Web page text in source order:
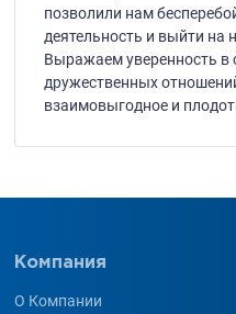
позволили нам
деятельность и выйти
Выражаем уверенность в
дружественных
взаимовыгодное и
Компания
О Компании